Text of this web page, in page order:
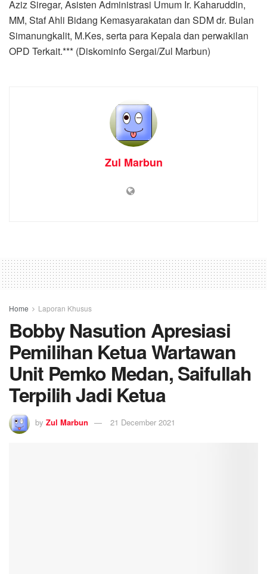
Aziz Siregar, Asisten Administrasi Umum Ir. Kaharuddin,
MM, Staf Ahli Bidang Kemasyarakatan dan SDM dr. Bulan
Simanungkalit, M.Kes, serta para Kepala dan perwakilan
OPD Terkait.*** (Diskominfo Sergai/Zul Marbun)
Zul Marbun
Home Laporan Khusus
Bobby Nasution Apresiasi
Pemilihan Ketua Wartawan
Unit Pemko Medan, Saifullah
Terpilih Jadi Ketua
by Zul Marbun 21 December 2021